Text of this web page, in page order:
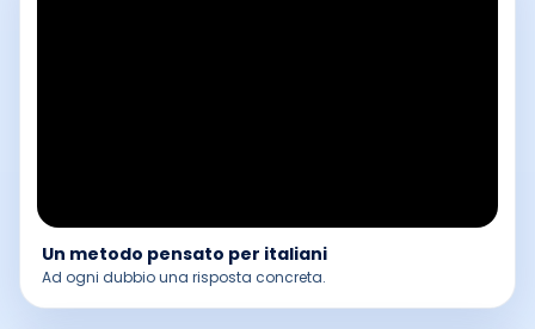
Un metodo pensato per italiani
Ad ogni dubbio una risposta concreta.